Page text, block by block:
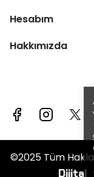
Hesabım
Hakkımızda
©2025 Tüm
Dijital